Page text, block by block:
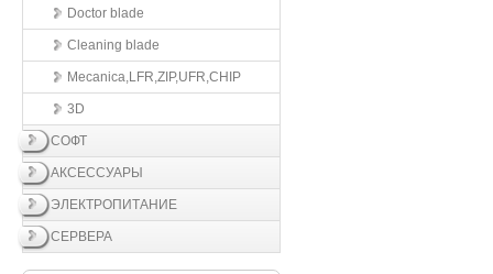
Doctor blade
Cleaning blade
Mecanica,LFR,ZIP,UFR,CHIP
3D
СОФТ
АКСЕССУАРЫ
ЭЛЕКТРОПИТАНИЕ
СЕРВЕРА